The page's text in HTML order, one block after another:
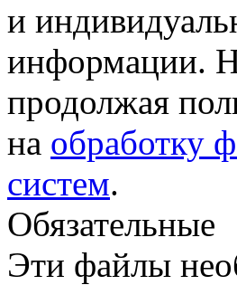
и
информации.
продолжая
на обработку
систем.
Обязательные
Эти файлы